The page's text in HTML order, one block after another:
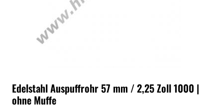
Edelstahl Auspuffrohr 57 mm / 2,25 Zoll 1000 |
ohne Muffe